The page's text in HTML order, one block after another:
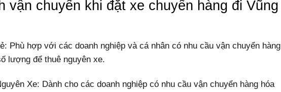
vận chuyển khi đặt xe chuyển hàng đi Vũng
Phù hợp với các doanh nghiệp và cá nhân có nhu cầu vận chuyển hàng
lượng để thuê nguyên xe.
Xe: Dành cho các doanh nghiệp có nhu cầu vận chuyển hàng hóa